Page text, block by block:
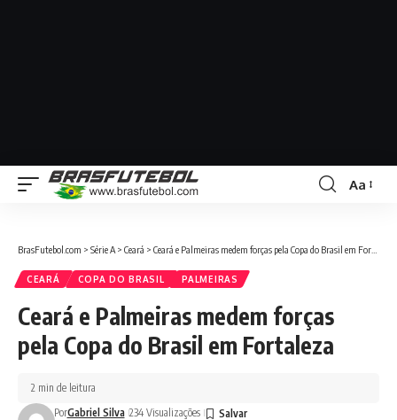
Aa
BrasFutebol.com > Série A > Ceará > Ceará e Palmeiras medem forças pela Copa do Brasil em Fortaleza
CEARÁ COPA DO BRASIL PALMEIRAS
Ceará e Palmeiras medem forças
pela Copa do Brasil em Fortaleza
PorGabriel Silva 234 Visualizações
2 min de leitura